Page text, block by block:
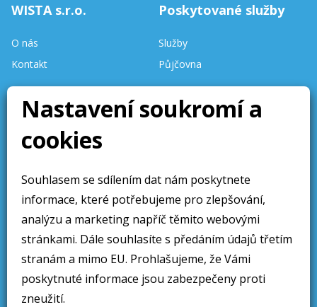
Nastavení soukromí a
cookies
Souhlasem se sdílením dat nám poskytnete
informace, které potřebujeme pro zlepšování,
analýzu a marketing napříč těmito webovými
stránkami. Dále souhlasíte s předáním údajů třetím
stranám a mimo EU. Prohlašujeme, že Vámi
poskytnuté informace jsou zabezpečeny proti
zneužití.
WISTA s.r.o.
O nás
Kontakt
Stav skladu
aktualizován denně.
Stránky aktualizovány 10 /
Poskytované služby
Služby
Půjčovna
Obchodní sdělení
Obchodní podmínky
Ochrana osobních údajú
Cookies
Sledujte nás